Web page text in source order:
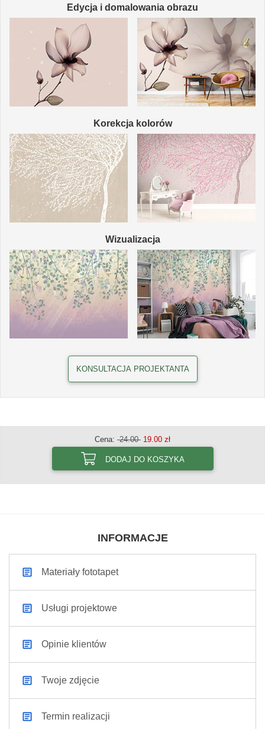
Edycja i domalowania obrazu
Korekcja kolorów
Wizualizacja
KONSULTACJA PROJEKTANTA
Cena: 24.00 19.00 zł
DODAJ DO KOSZYKA
INFORMACJE
Materiały fototapet
Usługi projektowe
Opinie klientów
Twoje zdjęcie
Termin realizacji